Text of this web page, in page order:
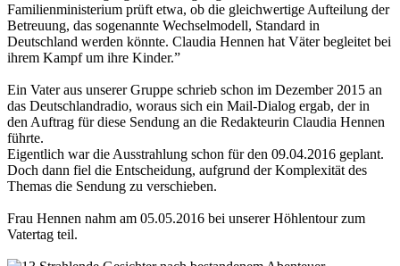
Familienministerium prüft etwa, ob die gleichwertige Aufteilung der
Betreuung, das sogenannte Wechselmodell, Standard in
Deutschland werden könnte. Claudia Hennen hat Väter begleitet bei
ihrem Kampf um ihre Kinder.”
Ein Vater aus unserer Gruppe schrieb schon im Dezember 2015 an
das Deutschlandradio, woraus sich ein Mail-Dialog ergab, der in
den Auftrag für diese Sendung an die Redakteurin Claudia Hennen
führte.
Eigentlich war die Ausstrahlung schon für den 09.04.2016 geplant.
Doch dann fiel die Entscheidung, aufgrund der Komplexität des
Themas die Sendung zu verschieben.
Frau Hennen nahm am 05.05.2016 bei unserer Höhlentour zum
Vatertag teil.